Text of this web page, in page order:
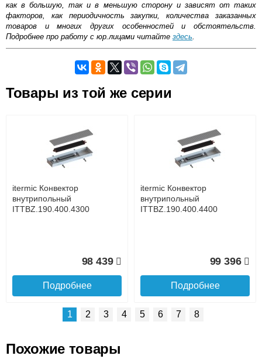
как в большую, так и в меньшую сторону и зависят от таких
факторов, как периодичность закупки, количества заказанных
товаров и многих других особенностей и обстоятельств.
Подробнее про работу с юр.лицами читайте здесь.
Оставьте отзыв
Наличный расчёт
Банковской картой на сайте в режиме реального
времени
Банковской картой при получении товара как при
Интернет-деньгами (Yandex-деньги, Web-money,
Qiwi-кошельки и другие).
Безналичный расчёт (возможно и с НДС)
Товары из той же серии
itermic Конвектор
внутрипольный
ITTBZ.190.400.4300
98 439
Подробнее
itermic Конвектор
внутрипольный
ITTBZ.190.400.4400
99 396
Подробнее
1 2 3 4 5 6 7 8
Похожие товары